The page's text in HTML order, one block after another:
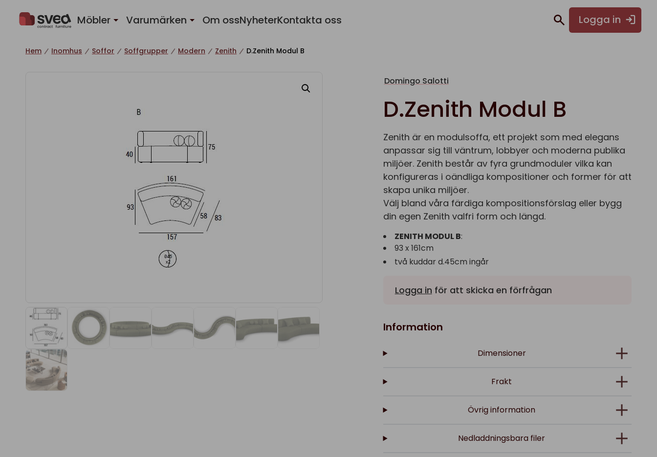
Möbler Varumärken Om ossNyheterKontakta oss Logga in
Hem Inomhus Soffor Soffgrupper Modern Zenith D.Zenith Modul B
Domingo Salotti
D.Zenith Modul B
Zenith är en modulsoffa, ett projekt som med elegans
anpassar sig till väntrum, lobbyer och moderna publika
miljöer. Zenith består av fyra grundmoduler vilka kan
konfigureras i oändliga kompositioner och former för att
skapa unika miljöer.
Välj bland våra färdiga kompositionsförslag eller bygg
din egen Zenith valfri form och längd.
ZENITH MODUL B:
93 x 161cm
två kuddar d.45cm ingår
Logga in för att skicka en förfrågan
Information
Dimensioner
Frakt
Övrig information
Nedladdningsbara filer